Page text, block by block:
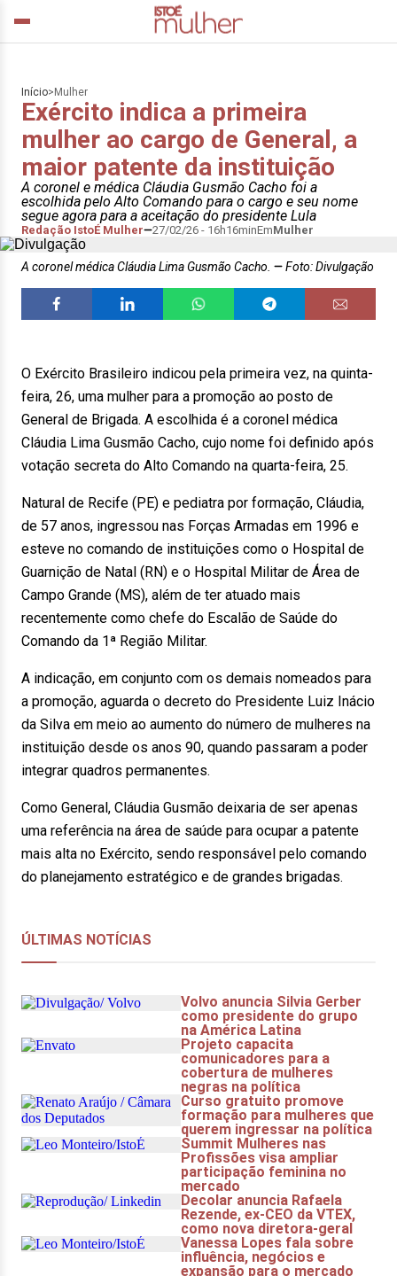
Início> Mulher
Exército indica a primeira
mulher ao cargo de General, a
maior patente da instituição
A coronel e médica Cláudia Gusmão Cacho foi a
escolhida pelo Alto Comando para o cargo e seu nome
segue agora para a aceitação do presidente Lula
Redação IstoÉ Mulher 27/02/26 - 16h16minEmMulher
A coronel médica Cláudia Lima Gusmão Cacho. Foto: Divulgação
O Exército Brasileiro indicou pela primeira vez, na quinta-
feira, 26, uma mulher para a promoção ao posto de
General de Brigada. A escolhida é a coronel médica
Cláudia Lima Gusmão Cacho, cujo nome foi definido após
votação secreta do Alto Comando na quarta-feira, 25.
Natural de Recife (PE) e pediatra por formação, Cláudia,
de 57 anos, ingressou nas Forças Armadas em 1996 e
esteve no comando de instituições como o Hospital de
Guarnição de Natal (RN) e o Hospital Militar de Área de
Campo Grande (MS), além de ter atuado mais
recentemente como chefe do Escalão de Saúde do
Comando da 1ª Região Militar.
A indicação, em conjunto com os demais nomeados para
a promoção, aguarda o decreto do Presidente Luiz Inácio
da Silva em meio ao aumento do número de mulheres na
instituição desde os anos 90, quando passaram a poder
integrar quadros permanentes.
Como General, Cláudia Gusmão deixaria de ser apenas
uma referência na área de saúde para ocupar a patente
mais alta no Exército, sendo responsável pelo comando
do planejamento estratégico e de grandes brigadas.